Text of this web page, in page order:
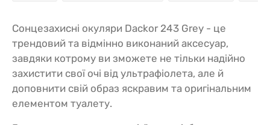
Сонцезахисні окуляри Dackor 243 Grey - це
трендовий та відмінно виконаний аксесуар,
завдяки котрому ви зможете не тільки надійно
захистити свої очі від ультрафіолета, але й
доповнити свій образ яскравим та оригінальним
елементом туалету.